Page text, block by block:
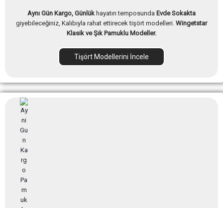
Aynı Gün Kargo, Günlük hayatın temposunda Evde Sokakta
giyebileceğiniz, Kalıbıyla rahat ettirecek tişört modelleri. Wingetstar
Klasik ve Şık Pamuklu Modeller.
Tişört Modellerini İncele